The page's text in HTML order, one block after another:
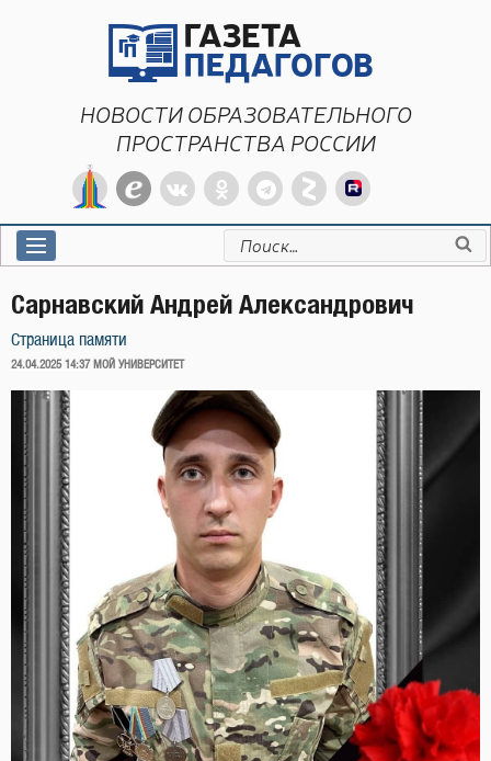
НОВОСТИ ОБРАЗОВАТЕЛЬНОГО
ПРОСТРАНСТВА РОССИИ
Искать:
Сарнавский Андрей Александрович
Страница памяти
ОПУБЛИКОВАНО
24.04.2025 14:37 МОЙ УНИВЕРСИТЕТ